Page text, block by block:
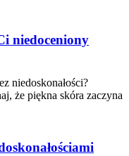
niedoceniony
niedoskonałości?
że piękna skóra zaczyna